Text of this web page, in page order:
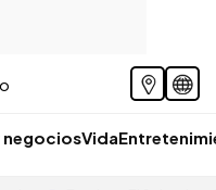
negociosVida